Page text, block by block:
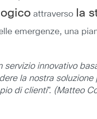
attraverso
la
emergenze, una
innovativo
la nostra soluzione
di clienti”. (Matteo